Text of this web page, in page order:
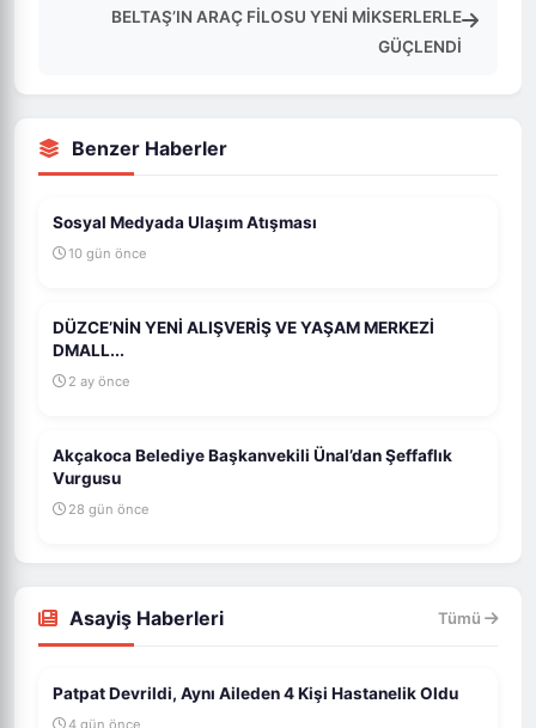
BELTAŞ’IN ARAÇ FİLOSU YENİ MİKSERLERLE
GÜÇLENDİ
Benzer Haberler
Sosyal Medyada Ulaşım Atışması
10 gün önce
DÜZCE’NİN YENİ ALIŞVERİŞ VE YAŞAM MERKEZİ
DMALL...
2 ay önce
Akçakoca Belediye Başkanvekili Ünal’dan Şeffaflık
Vurgusu
28 gün önce
Asayiş Haberleri Tümü
Patpat Devrildi, Aynı Aileden 4 Kişi Hastanelik Oldu
4 gün önce